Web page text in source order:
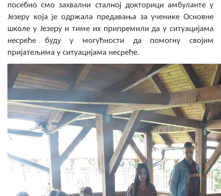
COVID 19
Геоистраживања
ФИНАНСИЈЕ
Пољопривреда
Туризам
Спорт
ЦИВИЛНА ЗАШТИТА
КОНТАКТ
посебно смо захвални сталној докторици амбуланте у
Језеру која је одржала предавања за ученике Основне
школе у Језеру и тиме их припремили да у ситуацијама
несреће буду у могућности да помогну својим
пријатељима у ситуацијама несреће.